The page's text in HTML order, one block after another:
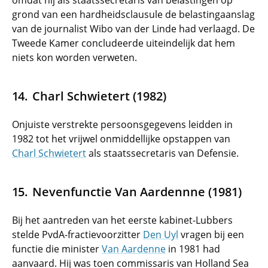
grond van een hardheidsclausule de belastingaanslag
van de journalist Wibo van der Linde had verlaagd. De
Tweede Kamer concludeerde uiteindelijk dat hem
niets kon worden verweten.
Charl Schwietert (1982)
Onjuiste verstrekte persoonsgegevens leidden in
1982 tot het vrijwel onmiddellijke opstappen van
Charl Schwietertals staatssecretaris van Defensie.
Nevenfunctie Van Aardennne (1981)
Bij het aantreden van het eerste kabinet-Lubbers
stelde PvdA-fractievoorzitter Den Uyl vragen bij een
functie die ministerVan Aardenne in 1981 had
aanvaard. Hij was toen commissaris van Holland Sea